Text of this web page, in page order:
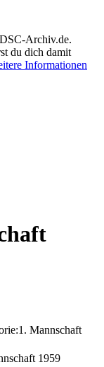
Archiv.de.
du dich damit
Informationen
Mannschaft
1959